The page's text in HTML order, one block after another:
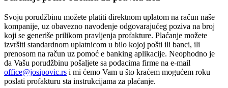
Svoju porudžbinu možete platiti direktnom uplatom na račun naše
kompanije, uz obavezno navođenje odgovarajućeg poziva na broj
koji se generiše prilikom pravljenja profakture. Plaćanje možete
izvršiti standardnom uplatnicom u bilo kojoj pošti ili banci, ili
prenosom na račun uz pomoć e banking aplikacije. Neophodno je
da Vašu porudžbinu pošaljete sa podacima firme na e-mail
office@josipovic.rs i mi ćemo Vam u što kraćem mogućem roku
poslati profakturu sta instrukcijama za plaćanje.